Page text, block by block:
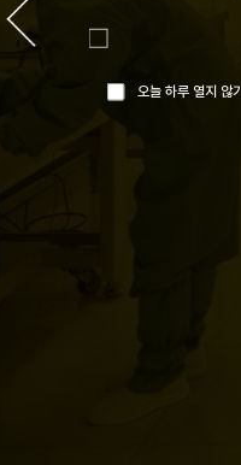
오늘 하루 열지 않기